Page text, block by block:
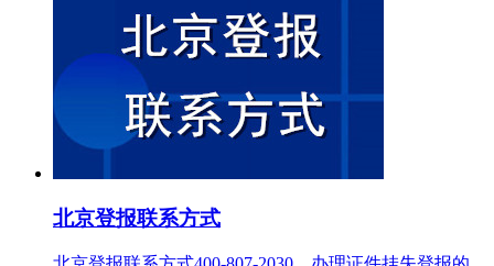
北京登报联系方式